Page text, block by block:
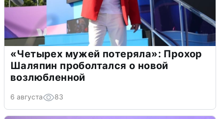
«Четырех мужей потеряла»: Прохор
Шаляпин проболтался о новой
возлюбленной
6 августа 83